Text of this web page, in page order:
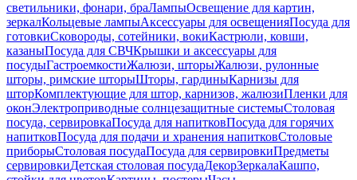
светильники, фонари, браЛампыОсвещение для картин,
зеркалКольцевые лампыАксессуары для освещенияПосуда для
готовкиСковороды, сотейники, вокиКастрюли, ковши,
казаныПосуда для СВЧКрышки и аксессуары для
посудыГастроемкостиЖалюзи, шторыЖалюзи, рулонные
шторы, римские шторыШторы, гардиныКарнизы для
шторКомплектующие для штор, карнизов, жалюзиПленки для
оконЭлектроприводные солнцезащитные системыСтоловая
посуда, сервировкаПосуда для напитковПосуда для горячих
напитковПосуда для подачи и хранения напитковСтоловые
приборыСтоловая посудаПосуда для сервировкиПредметы
сервировкиДетская столовая посудаДекорЗеркалаКашпо,